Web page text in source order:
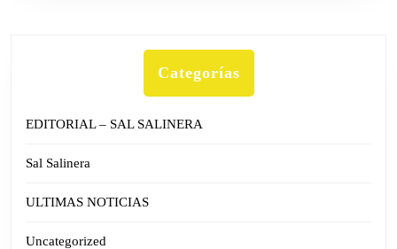
Categorías
EDITORIAL – SAL SALINERA
Sal Salinera
ULTIMAS NOTICIAS
Uncategorized